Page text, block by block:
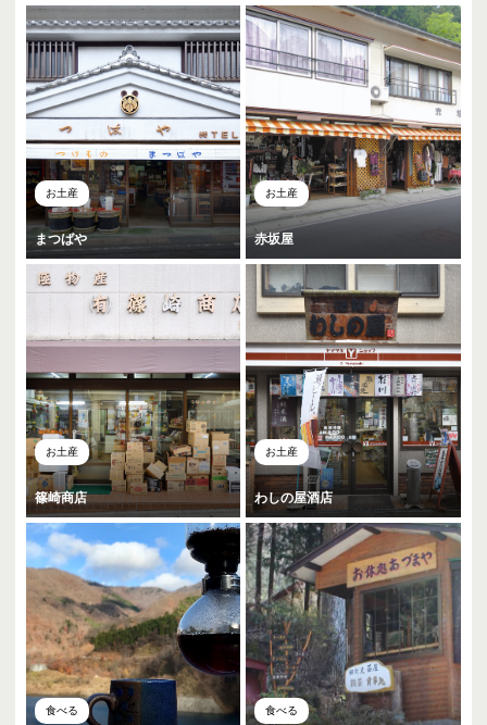
お土産
まつばや
お土産
赤坂屋
お土産
篠崎商店
お土産
わしの屋酒店
食べる 食べる